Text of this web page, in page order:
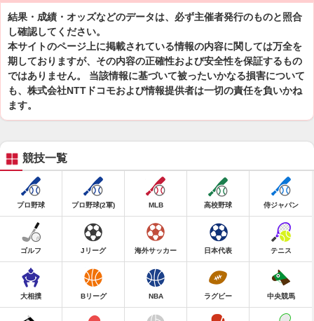
結果・成績・オッズなどのデータは、必ず主催者発行のものと照合
し確認してください。
本サイトのページ上に掲載されている情報の内容に関しては万全を
期しておりますが、その内容の正確性および安全性を保証するもの
ではありません。 当該情報に基づいて被ったいかなる損害について
も、株式会社NTTドコモおよび情報提供者は一切の責任を負いかね
ます。
競技一覧
プロ野球 プロ野球(2軍) MLB 高校野球 侍ジャパン
ゴルフ Jリーグ 海外サッカー 日本代表 テニス
大相撲 Bリーグ NBA ラグビー 中央競馬